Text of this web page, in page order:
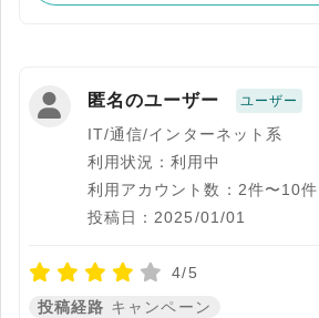
匿名のユーザー ユーザー
IT/通信/インターネット系
利用状況：利用中
利用アカウント数：2件〜10件
投稿日：2025/01/01
4/5
投稿経路 キャンペーン